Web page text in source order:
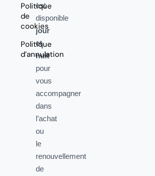
Politique
de
cookies
Politique
d’annulation
est
disponible
jour
et
nuit
pour
vous
accompagner
dans
l’achat
ou
le
renouvellement
de